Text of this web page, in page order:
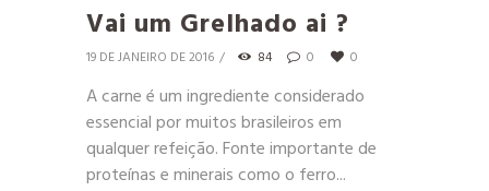
Vai um Grelhado ai ?
19 DE JANEIRO DE 2016 84 0 0
A carne é um ingrediente considerado
essencial por muitos brasileiros em
qualquer refeição. Fonte importante de
proteínas e minerais como o ferro...